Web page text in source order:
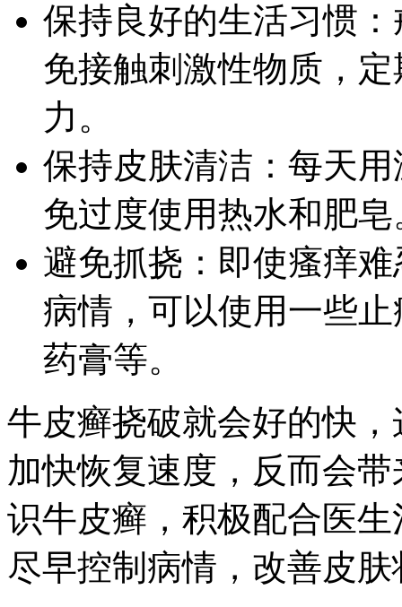
保持良好的生活习惯
免接触刺激性物质，
力。
保持皮肤清洁：每天
免过度使用热水和肥皂
避免抓挠：即使瘙痒
病情，可以使用一些
药膏等。
牛皮癣挠破就会好的快
加快恢复速度，反而会
识牛皮癣，积极配合医
尽早控制病情，改善皮肤